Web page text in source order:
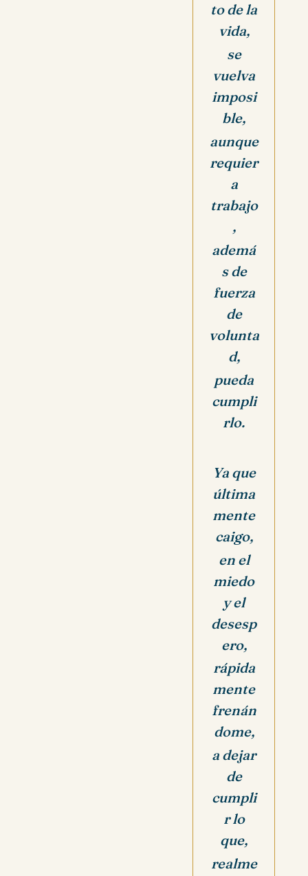
to de la
vida,
se
vuelva
imposi
ble,
aunque
requier
a
trabajo
,
ademá
s de
fuerza
de
volunta
d,
pueda
cumpli
rlo.
Ya que
última
mente
caigo,
en el
miedo
y el
desesp
ero,
rápida
mente
frenán
dome,
a dejar
de
cumpli
r lo
que,
realme